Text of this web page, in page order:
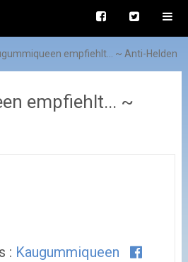
empfiehlt... ~ Anti-Helden
empfiehlt... ~
: Kaugummiqueen